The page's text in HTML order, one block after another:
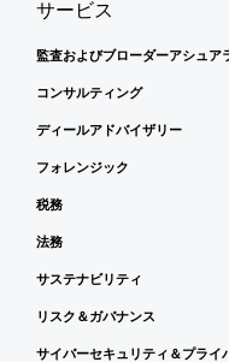
サービス
監査およびブローダーアシュア
コンサルティング
ディールアドバイザリー
フォレンジック
税務
法務
サステナビリティ
リスク＆ガバナンス
サイバーセキュリティ＆プライ